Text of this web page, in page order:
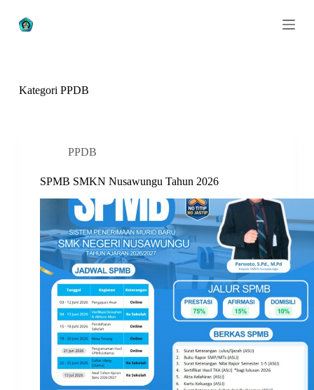
k
Kategori PPDB
PPDB
SPMB SMKN Nusawungu Tahun 2026